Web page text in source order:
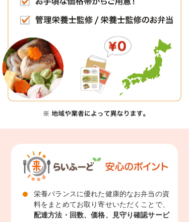
栄養バランスに優れた健康的なお弁当の資
料をまとめてお取り寄せいただくことで、
配達方法・回数、価格、見守り確認サービ